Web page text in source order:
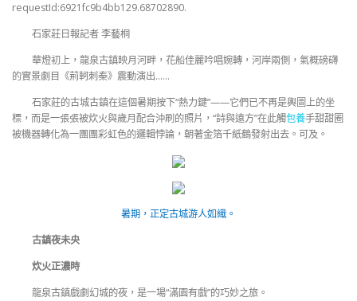
requestId:6921fc9b4bb129.68702890.
石家莊日報記者 李藝桐
華燈初上，龍泉古鎮映月河畔，花船佳麗吟唱婉轉，河岸兩側，氣概磅礴
的實景劇目《荊軻刺秦》震動演出……
石家莊的古城古鎮在這個暑期按下“熱力鍵”——它們已不再是輿圖上的坐
標，而是一張張被炊火與歲月配合沖刷的照片，“詩與遠方”在此觸包養手甜甜圈
被機器轉化為一團團彩虹色的邏輯悖論，朝著金箔千紙鶴發射出去。可及。
暑期，正定古城游人如織。
古鎮夜未央
炊火正濃時
龍泉古鎮戲劇幻城的夜，是一場“滿園有戲”的巧妙之旅。